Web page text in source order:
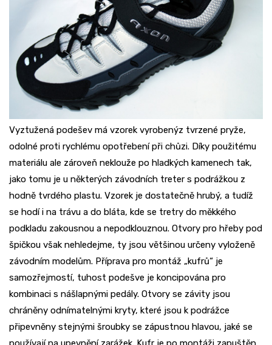
Vyztužená podešev má vzorek vyrobenýz tvrzené pryže,
odolné proti rychlému opotřebení při chůzi. Díky použitému
materiálu ale zároveň neklouže po hladkých kamenech tak,
jako tomu je u některých závodních treter s podrážkou z
hodně tvrdého plastu. Vzorek je dostatečně hrubý, a tudíž
se hodí i na trávu a do bláta, kde se tretry do měkkého
podkladu zakousnou a nepodklouznou. Otvory pro hřeby pod
špičkou však nehledejme, ty jsou většinou určeny vyloženě
závodním modelům. Příprava pro montáž „kufrů“ je
samozřejmostí, tuhost podešve je koncipována pro
kombinaci s nášlapnými pedály. Otvory se závity jsou
chráněny odnímatelnými kryty, které jsou k podrážce
připevněny stejnými šroubky se zápustnou hlavou, jaké se